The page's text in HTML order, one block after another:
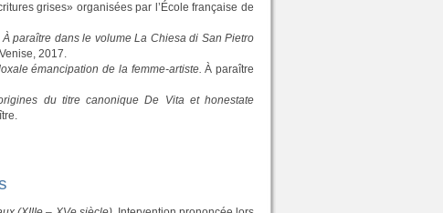
grises» organisées par l’École française de
paraître dans le volume La Chiesa di San Pietro
2017.
émancipation de la femme-artiste. À paraître
du titre canonique De Vita et honestate